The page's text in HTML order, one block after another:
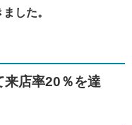
した。
来店率20％を達